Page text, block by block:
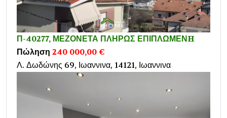
Π-40277, ΜΕΖΟΝΕΤΑ ΠΛΗΡΩΣ ΕΠΙΠΛΩΜΕΝH
Πώληση 240 000,00 €
Λ. Δωδώνης 69, Ιωαννινα, 14121, Ιωαννινα